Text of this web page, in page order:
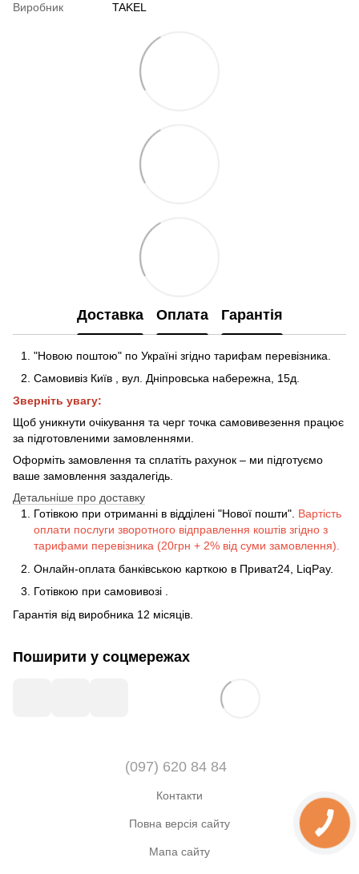
Виробник TAKEL
Доставка Оплата Гарантія
"Новою поштою" по Україні згідно тарифам перевізника.
Самовивіз Київ
вул. Дніпровська набережна , 15д
Зверніть увагу:
Щоб уникнути очікування та черг точка самовивезення працює
за підготовленими замовленнями.
Оформіть замовлення та сплатіть рахунок – ми підготуємо
ваше замовлення заздалегідь.
Детальніше про доставку
Готівкою при отриманні в відділені "Нової пошти". Вартість
оплати послуги зворотного відправлення коштів згідно з
тарифами перевізника (20грн + 2% від суми замовлення).
Онлайн-оплата банківською карткою в Приват24, LiqPay.
Готівкою при самовивозі
Гарантія від виробника 12 місяців.
Поширити у соцмережах
(097) 620 84 84
Контакти
Повна версія сайту
Мапа сайту